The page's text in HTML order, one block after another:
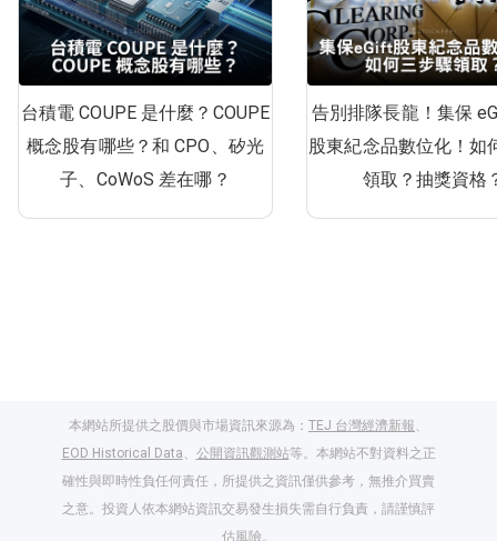
台積電 COUPE 是什麼？COUPE
概念股有哪些？和 CPO、矽光
子、CoWoS 差在哪？
告別排隊長龍！集保
股東紀念品數位化！如
領取？抽獎資格
本網站所提供之股價與市場資訊來源為： TEJ 台灣經濟新報、
EOD Historical Data、 公開資訊觀測站等。本網站不對資料之正
確性與即時性負任何責任，所提供之資訊僅供參考，無推介買賣
之意。投資人依本網站資訊交易發生損失需自行負責，請謹慎評
估風險。